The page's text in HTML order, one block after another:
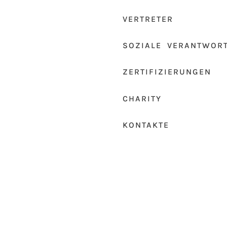
VERTRETER
SOZIALE
ZERTIFIZIERUNGEN
CHARITY
KONTAKTE